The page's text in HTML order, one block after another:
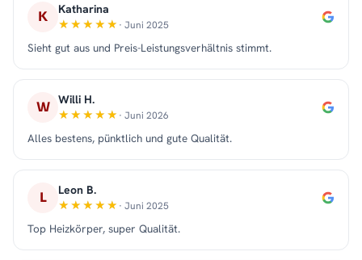
K Katharina
· Juni 2025
Sieht gut aus und Preis-Leistungsverhältnis stimmt.
W Willi H.
· Juni 2026
Alles bestens, pünktlich und gute Qualität.
L Leon B.
· Juni 2025
Top Heizkörper, super Qualität.